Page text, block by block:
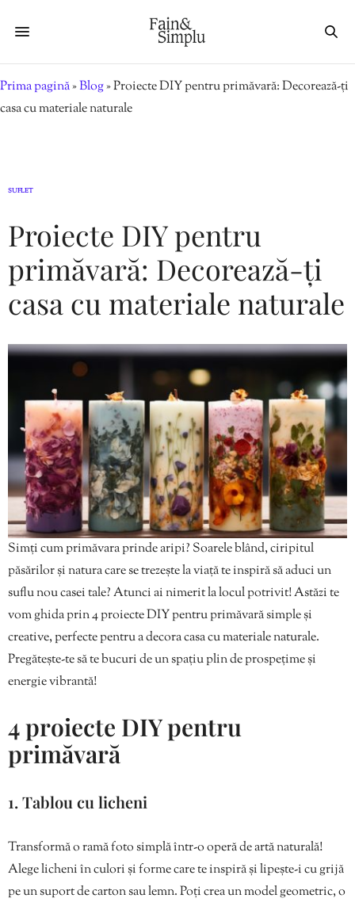
Prima pagină»Blog»Proiecte DIY pentru primăvară: Decorează-ți
casa cu materiale naturale
SUFLET
Proiecte DIY pentru
primăvară: Decorează-ți
casa cu materiale naturale
Simți cum primăvara prinde aripi? Soarele blând, ciripitul
păsărilor și natura care se trezește la viață te inspiră să aduci un
suflu nou casei tale? Atunci ai nimerit la locul potrivit! Astăzi te
vom ghida prin 4 proiecte DIY pentru primăvară simple și
creative, perfecte pentru a decora casa cu materiale naturale.
Pregătește-te să te bucuri de un spațiu plin de prospețime și
energie vibrantă!
4 proiecte DIY pentru
primăvară
1. Tablou cu licheni
Transformă o ramă foto simplă într-o operă de artă naturală!
Alege licheni în culori și forme care te inspiră și lipește-i cu grijă
pe un suport de carton sau lemn. Poți crea un model geometric, o